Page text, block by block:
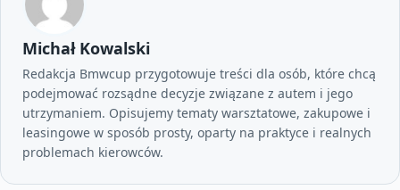
Michał Kowalski
Redakcja Bmwcup przygotowuje treści dla osób, które chcą
podejmować rozsądne decyzje związane z autem i jego
utrzymaniem. Opisujemy tematy warsztatowe, zakupowe i
leasingowe w sposób prosty, oparty na praktyce i realnych
problemach kierowców.